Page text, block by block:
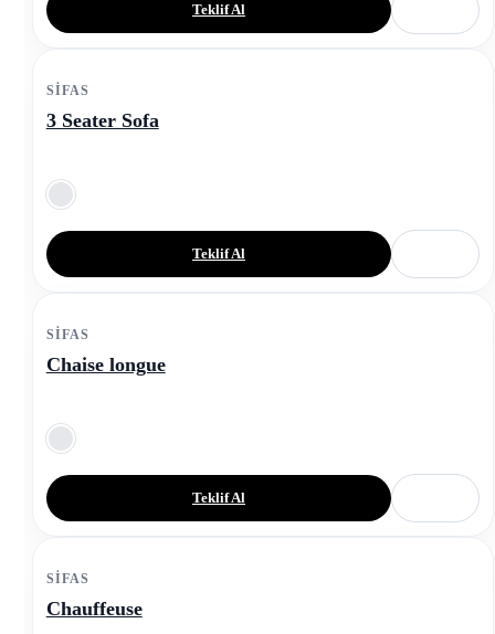
Teklif Al
SIFAS
3 Seater Sofa
Teklif Al
SIFAS
Chaise longue
Teklif Al
SIFAS
Chauffeuse